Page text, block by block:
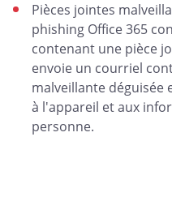
Pièces jointes
phishing Office 365
contenant une pièce
envoie un courriel
malveillante déguisée
à l'appareil et aux
personne.